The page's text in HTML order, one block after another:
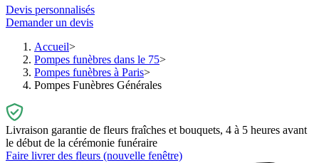
Devis personnalisés
Demander un devis
Accueil
Pompes funèbres dans le 75
Pompes funèbres à Paris
Pompes Funèbres Générales
Livraison garantie de fleurs fraîches et bouquets, 4 à 5 heures avant
le début de la cérémonie funéraire
Faire livrer des fleurs (nouvelle fenêtre)